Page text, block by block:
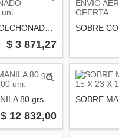
SOBRE ACOLCHONADO GRANDE X uni.
$ 3 871,27
$ 12 832,00